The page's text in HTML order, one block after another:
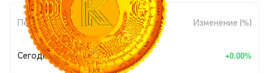
Период
Изменение
суммы
Изменение (%)
Сегодня +$0.00 +0.00%